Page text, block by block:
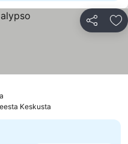
Jaa
Keskusta